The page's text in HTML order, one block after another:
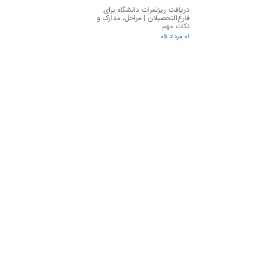
دریافت ریزنمرات دانشگاه برای
فارغ‌التحصیلان | مراحل، مدارک و
نکات مهم
۰۱ مرداد ۰۵